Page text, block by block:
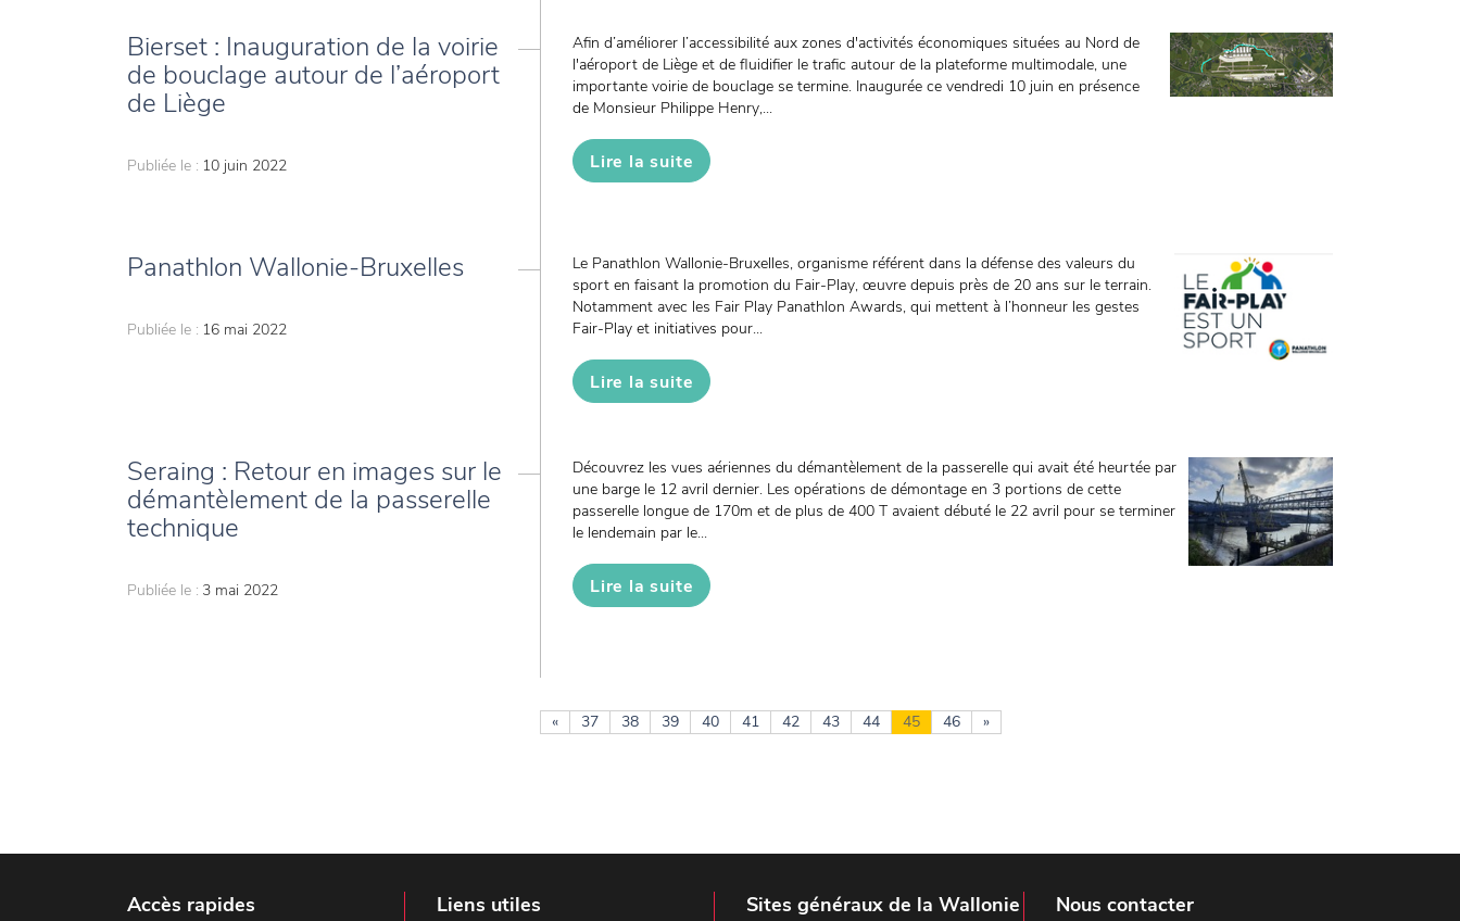
Bierset : Inauguration de la voirie
de bouclage autour de l’aéroport
de Liège
Publiée le : 10 juin 2022
Afin d’améliorer l’accessibilité aux zones d'activités économiques situées au Nord de
l'aéroport de Liège et de fluidifier le trafic autour de la plateforme multimodale, une
importante voirie de bouclage se termine. Inaugurée ce vendredi 10 juin en présence
de Monsieur Philippe Henry,...
Lire la suite
Panathlon Wallonie-Bruxelles
Publiée le : 16 mai 2022
Le Panathlon Wallonie-Bruxelles, organisme référent dans la défense des valeurs du
sport en faisant la promotion du Fair-Play, œuvre depuis près de 20 ans sur le terrain.
Notamment avec les Fair Play Panathlon Awards, qui mettent à l’honneur les gestes
Fair-Play et initiatives pour...
Lire la suite
Seraing : Retour en images sur le
démantèlement de la passerelle
technique
Publiée le : 3 mai 2022
Découvrez les vues aériennes du démantèlement de la passerelle qui avait été heurtée par
une barge le 12 avril dernier. Les opérations de démontage en 3 portions de cette
passerelle longue de 170m et de plus de 400 T avaient débuté le 22 avril pour se terminer
le lendemain par le...
Lire la suite
« 37 38 39 40 41 42 43 44 45 46 »
Accès rapides Liens utiles Sites généraux de la Wallonie Nous contacter